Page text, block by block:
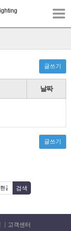
글쓰기
날짜
글쓰기
고객센터